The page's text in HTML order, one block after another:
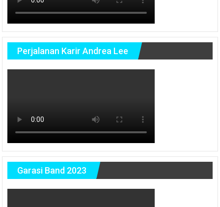
Perjalanan Karir Andrea Lee
Garasi Band 2023